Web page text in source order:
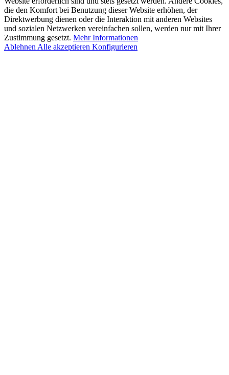
die den Komfort bei Benutzung dieser Website erhöhen, der
Direktwerbung dienen oder die Interaktion mit anderen Websites
und sozialen Netzwerken vereinfachen sollen, werden nur mit Ihrer
Zustimmung gesetzt. Mehr Informationen
Ablehnen Alle akzeptieren Konfigurieren